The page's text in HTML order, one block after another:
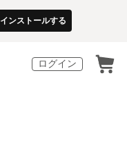
インストールする
ログイン